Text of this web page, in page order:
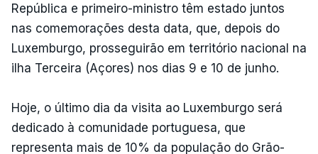
República e primeiro-ministro têm estado juntos
nas comemorações desta data, que, depois do
Luxemburgo, prosseguirão em território nacional na
ilha Terceira (Açores) nos dias 9 e 10 de junho.
Hoje, o último dia da visita ao Luxemburgo será
dedicado à comunidade portuguesa, que
representa mais de 10% da população do Grão-